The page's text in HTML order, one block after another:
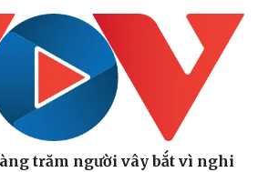
trăm người vây bắt vì nghi